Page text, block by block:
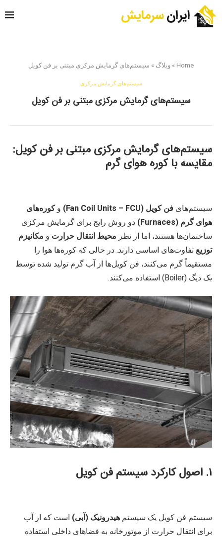
Home
»وبلاگ » سیستم‌های گرمایش مرکزی مبتنی بر فن کویل
سیستم‌های گرمایش مرکزی
سیستم‌های گرمایش مرکزی مبتنی بر فن کویل
سیستم‌های گرمایش مرکزی مبتنی بر فن کویل:
مقایسه با کوره هوای گرم
سیستم‌های فن کویل (Fan Coil Units –FCU
) وکوره‌های
هوای گرم (Furnaces)
دو روش رایج برای گرمایش مرکزی
ساختمان‌ها هستند، اما از نظر محیط انتقال حرارت و مکانیزم
توزیع تفاوت‌های اساسی دارند. در حالی که کوره‌ها هوا را
مستقیماً گرم می‌کنند، فن کویل‌ها از آب گرم تولید شده توسط
یک دیگ (Boiler) استفاده می‌کنند.
۱. اصول کارکرد سیستم فن کویل
سیستم فن کویل یک سیستم هیدرونیک (آبی) است که از آب
برای انتقال حرارت از موتورخانه به فضاهای داخلی استفاده